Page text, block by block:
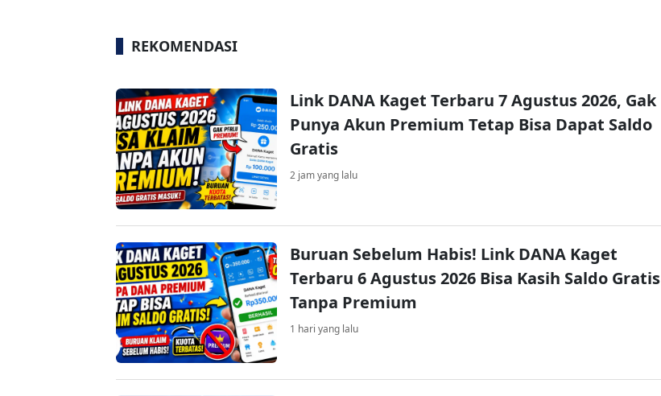
REKOMENDASI
Link DANA Kaget Terbaru 7 Agustus 2026, Gak
Punya Akun Premium Tetap Bisa Dapat Saldo
Gratis
2 jam yang lalu
Buruan Sebelum Habis! Link DANA Kaget
Terbaru 6 Agustus 2026 Bisa Kasih Saldo Gratis
Tanpa Premium
1 hari yang lalu